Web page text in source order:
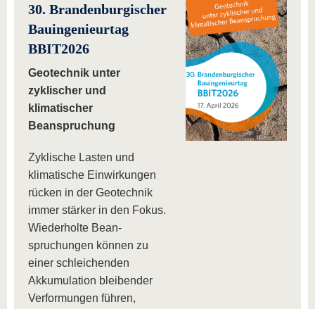
30. Brandenburgischer
Bauingenieurtag
BBIT2026
Geotechnik unter
zyklischer und
klimatischer
Beanspruchung
Zyklische Lasten und
klimatische Einwirkungen
rücken in der Geotechnik
immer stärker in den Fokus.
Wiederholte Bean-
spruchungen können zu
einer schleichenden
Akkumulation bleibender
Verformungen führen,